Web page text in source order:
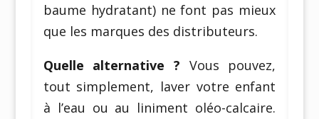
baume hydratant) ne font pas mieux
que les marques des distributeurs.
Quelle alternative ? Vous pouvez,
tout simplement, laver votre enfant
à l’eau ou au liniment oléo-calcaire.